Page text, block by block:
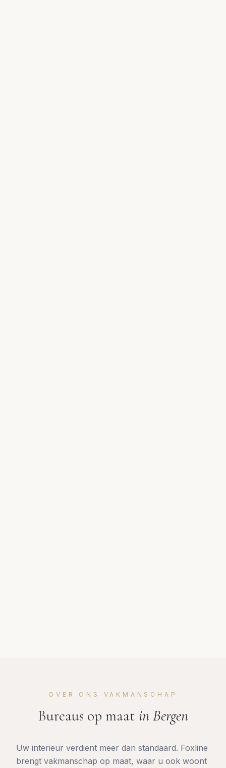
OVER ONS VAKMANSCHAP
Bureaus op maat inBergen
Uw interieur verdient meer dan standaard. Foxline
brengt vakmanschap op maat, waar u ook woont